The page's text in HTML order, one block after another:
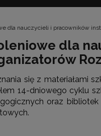
dla nauczycieli i pracowników
dla
się z materiałami
14-dniowego cyklu
oraz